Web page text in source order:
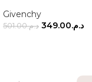
Givenchy
د.م.501.00 د.م.349.00